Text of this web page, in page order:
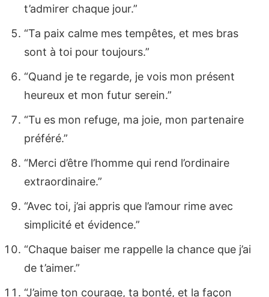
t’admirer chaque jour.”
“Ta paix calme mes tempêtes, et mes bras
sont à toi pour toujours.”
“Quand je te regarde, je vois mon présent
heureux et mon futur serein.”
“Tu es mon refuge, ma joie, mon partenaire
préféré.”
“Merci d’être l’homme qui rend l’ordinaire
extraordinaire.”
“Avec toi, j’ai appris que l’amour rime avec
simplicité et évidence.”
“Chaque baiser me rappelle la chance que j’ai
de t’aimer.”
“J’aime ton courage, ta bonté, et la façon